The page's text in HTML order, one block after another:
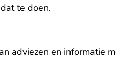
te doen.
adviezen en informatie